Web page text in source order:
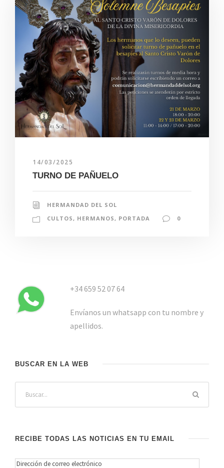
14/03/2025
TURNO DE PAÑUELO
HERMANDAD DEL SOL
CULTOS , HERMANOS , PORTADA 0
+34 659 52 07 64
Envíanos un whatsapp con tu nombre y
apellidos.
BUSCAR EN LA WEB
RECIBE TODAS LAS NOTICIAS EN TU EMAIL
D